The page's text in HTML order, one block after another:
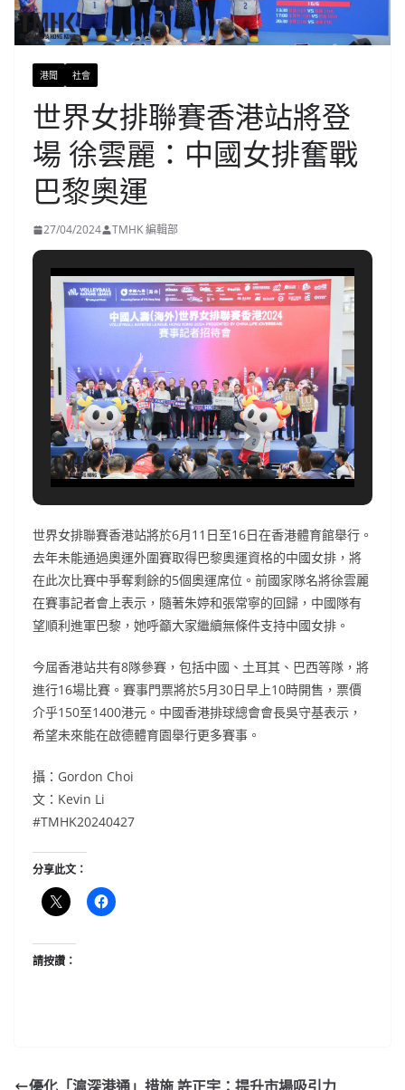
港聞 社會
世界女排聯賽香港站將登
場 徐雲麗：中國女排奮戰
巴黎奧運
27/04/2024 TMHK 編輯部
世界女排聯賽香港站將於6月11日至16日在香港體育館舉行。
去年未能通過奧運外圍賽取得巴黎奧運資格的中國女排，將
在此次比賽中爭奪剩餘的5個奧運席位。前國家隊名將徐雲麗
在賽事記者會上表示，隨著朱婷和張常寧的回歸，中國隊有
望順利進軍巴黎，她呼籲大家繼續無條件支持中國女排。
今屆香港站共有8隊參賽，包括中國、土耳其、巴西等隊，將
進行16場比賽。賽事門票將於5月30日早上10時開售，票價
介乎150至1400港元。中國香港排球總會會長吳守基表示，
希望未來能在啟德體育園舉行更多賽事。
攝：Gordon Choi
文：Kevin Li
#TMHK20240427
分享此文：
請按讚：